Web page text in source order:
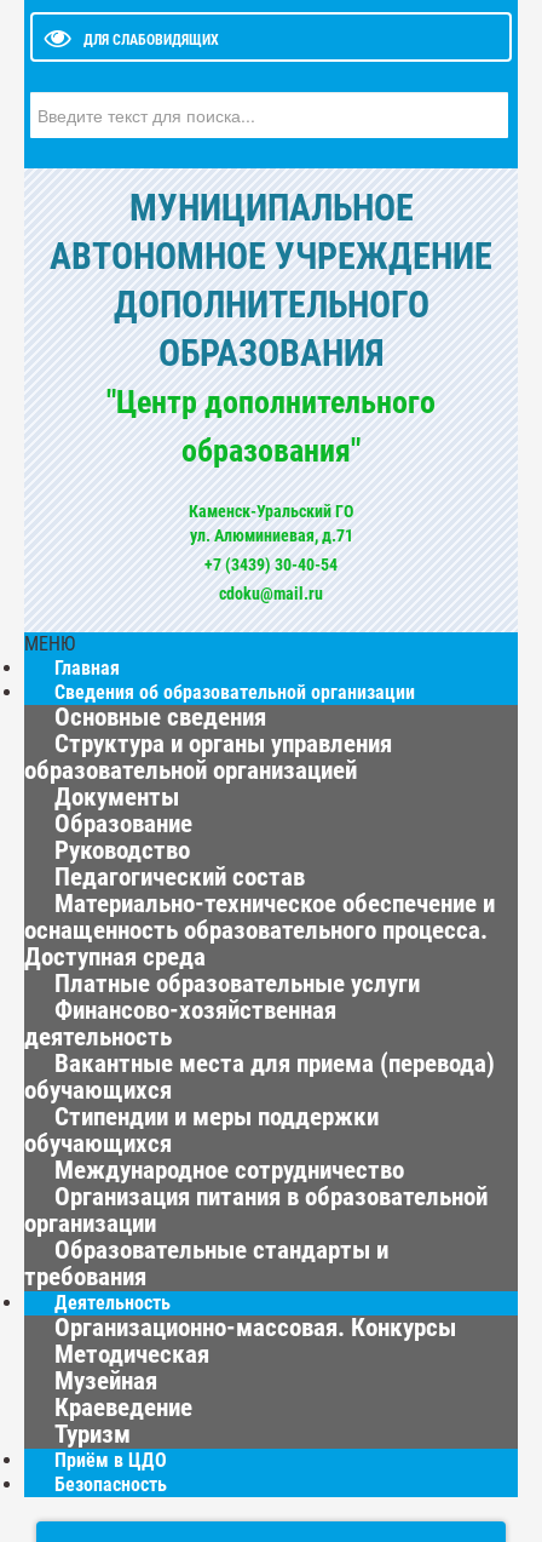
ДЛЯ СЛАБОВИДЯЩИХ
МУНИЦИПАЛЬНОЕ
АВТОНОМНОЕ УЧРЕЖДЕНИЕ
ДОПОЛНИТЕЛЬНОГО
ОБРАЗОВАНИЯ
"Центр дополнительного
образования"
Каменск-Уральский ГО
ул. Алюминиевая, д.71
+7 (3439) 30-40-54
cdoku@mail.ru
МЕНЮ
Главная
Сведения об образовательной организации
Основные сведения
Структура и органы управления
образовательной организацией
Документы
Образование
Руководство
Педагогический состав
Материально-техническое обеспечение и
оснащенность образовательного процесса.
Доступная среда
Платные образовательные услуги
Финансово-хозяйственная
деятельность
Вакантные места для приема (перевода)
обучающихся
Стипендии и меры поддержки
обучающихся
Международное сотрудничество
Организация питания в образовательной
организации
Образовательные стандарты и
требования
Деятельность
Организационно-массовая. Конкурсы
Методическая
Музейная
Краеведение
Туризм
Приём в ЦДО
Безопасность